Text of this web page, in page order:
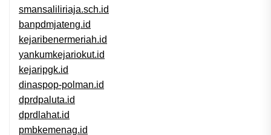
smansaliliriaja.sch.id
banpdmjateng.id
kejaribenermeriah.id
yankumkejariokut.id
kejaripgk.id
dinaspop-polman.id
dprdpaluta.id
dprdlahat.id
pmbkemenag.id